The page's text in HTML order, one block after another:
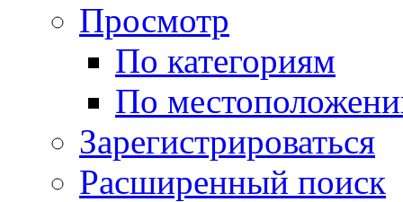
Просмотр
По категориям
По
Зарегистрироваться
Расширенный поиск